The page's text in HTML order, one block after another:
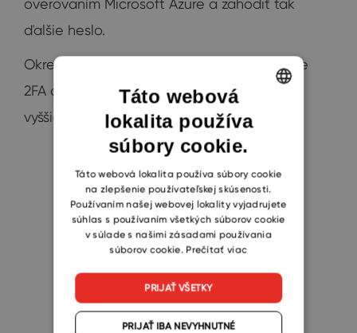
overovaním Microsoft Azure a zahodiť tak
ďalšie heslo.
Okrem toho si môžete zapnúť pri Microsofte
2FA a posunúť bezpečnosť o ďalšiu úroveň
vyššie.
ENGLISH
SLOVAK
Táto webová
lokalita používa
súbory cookie.
Táto webová lokalita používa súbory cookie
na zlepšenie používateľskej skúsenosti.
Používaním našej webovej lokality vyjadrujete
súhlas s používaním všetkých súborov cookie
v súlade s našimi zásadami používania
súborov cookie. Prečítať viac
PRIJAŤ VŠETKY
PRIJAŤ IBA NEVYHNUTNÉ